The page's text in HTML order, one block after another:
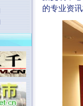
的专业资讯